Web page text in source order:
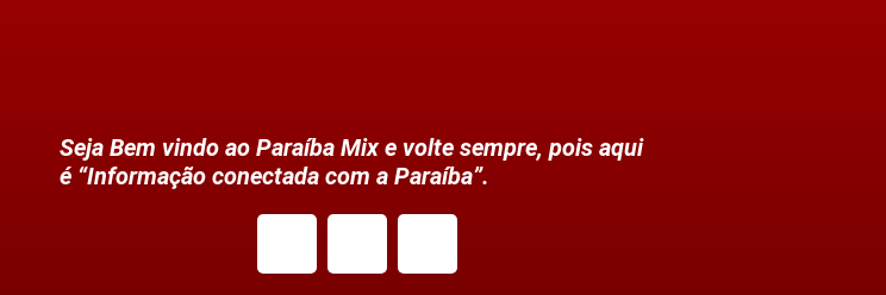
Seja Bem vindo ao Paraíba Mix e volte sempre, pois aqui
é “Informação conectada com a Paraíba”.